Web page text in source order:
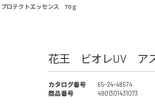
ロテクトエッセンス 70ｇ
花王 ビオレUV ア
カタログ番号
65-24-48574
商品番号
4901301431073